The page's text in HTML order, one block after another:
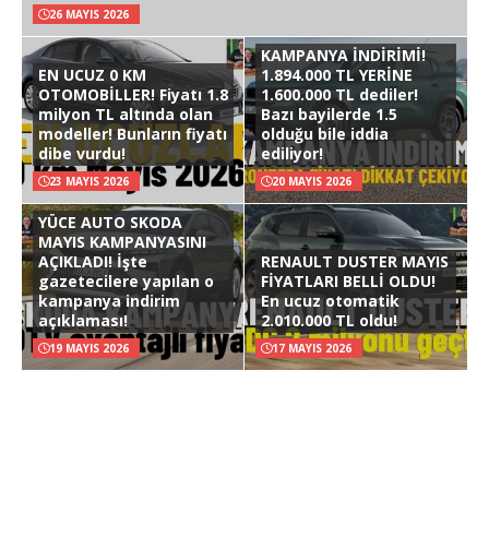
26 MAYIS 2026
EN UCUZ 0 KM
OTOMOBİLLER! Fiyatı 1.8
milyon TL altında olan
modeller! Bunların fiyatı
dibe vurdu!
23 MAYIS 2026
KAMPANYA İNDİRİMİ!
1.894.000 TL YERİNE
1.600.000 TL dediler!
Bazı bayilerde 1.5
olduğu bile iddia
ediliyor!
20 MAYIS 2026
YÜCE AUTO SKODA
MAYIS KAMPANYASINI
AÇIKLADI! İşte
gazetecilere yapılan o
kampanya indirim
açıklaması!
19 MAYIS 2026
RENAULT DUSTER MAYIS
FİYATLARI BELLİ OLDU!
En ucuz otomatik
2.010.000 TL oldu!
17 MAYIS 2026